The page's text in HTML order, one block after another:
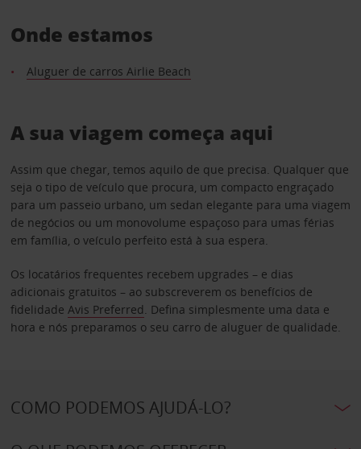
Onde estamos
Aluguer de carros Airlie Beach
A sua viagem começa aqui
Assim que chegar, temos aquilo de que precisa. Qualquer que
seja o tipo de veículo que procura, um compacto engraçado
para um passeio urbano, um sedan elegante para uma viagem
de negócios ou um monovolume espaçoso para umas férias
em família, o veículo perfeito está à sua espera.
Os locatários frequentes recebem upgrades – e dias
adicionais gratuitos – ao subscreverem os benefícios de
fidelidade Avis Preferred. Defina simplesmente uma data e
hora e nós preparamos o seu carro de aluguer de qualidade.
COMO PODEMOS AJUDÁ-LO?